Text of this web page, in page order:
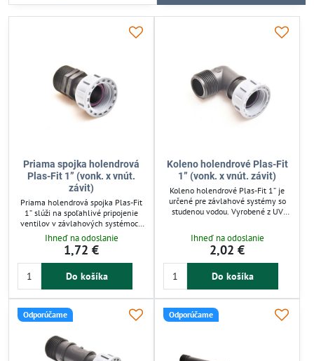
Priama spojka holendrová
Plas-Fit 1” (vonk. x vnút.
závit)
Priama holendrová spojka Plas-Fit
1” slúži na spoľahlivé pripojenie
ventilov v závlahových systémoch
so studenou vodou. Vyrobená z UV
stabilizovaného polypropylénu
odoláva poveternostným vplyvom a
tlaku do 10 bar. Montáž je rýchla
bez náradia, tesnenie zabezpečuje
Ideálna pre vonkajšie použitie v
záhradnej závlahu.
Ihneď na odoslanie
1,72 €
Do košíka
Koleno holendrové Plas-Fit
1” (vonk. x vnút. závit)
Koleno holendrové Plas-Fit 1” je
určené pre závlahové systémy so
studenou vodou. Vyrobené z UV
tlaku do 10 bar. Jednoduchá montáž
bez náradia vďaka gumovému
tesneniu zaručuje spoľahlivé
utesnenie. Ideálne pre ventilové
Ihneď na odoslanie
2,02 €
Do košíka
Odporúčame Odporúčame